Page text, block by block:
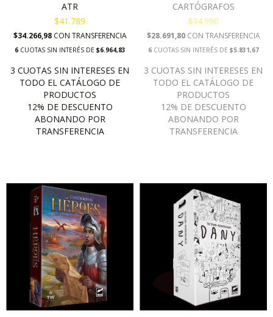
ATR
$41.789
$34.266,98 CON TRANSFERENCIA
6CUOTAS SIN INTERÉS DE $6.964,83
CARTÓGRAFOS
$34.990
$28.691,80 CON TRANSFERENCIA
6CUOTAS SIN INTERÉS DE $5.831,67